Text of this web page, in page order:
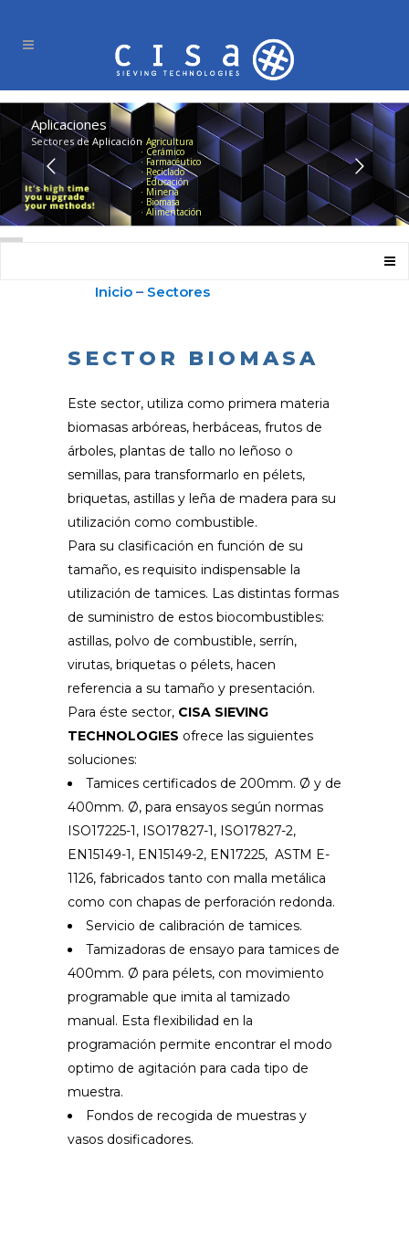
Aplicaciones
Sectores de Aplicación· Agricultura
· Cerámico
· Farmacéutico
· Reciclado
· Educación
· Mineria
· Biomasa
· Alimentación
Inicio – Sectores
SECTOR BIOMASA
Este sector, utiliza como primera materia
biomasas arbóreas, herbáceas, frutos de
árboles, plantas de tallo no leñoso o
semillas, para transformarlo en pélets,
briquetas, astillas y leña de madera para su
utilización como combustible.
Para su clasificación en función de su
tamaño, es requisito indispensable la
utilización de tamices. Las distintas formas
de suministro de estos biocombustibles:
astillas, polvo de combustible, serrín,
virutas, briquetas o pélets, hacen
referencia a su tamaño y presentación.
Para éste sector, CISA SIEVING
TECHNOLOGIES ofrece las siguientes
soluciones:
Tamices certificados de 200mm. Ø y de
400mm. Ø, para ensayos según normas
ISO17225-1, ISO17827-1, ISO17827-2,
EN15149-1, EN15149-2, EN17225, ASTM E-
1126, fabricados tanto con malla metálica
como con chapas de perforación redonda.
Servicio de calibración de tamices.
Tamizadoras de ensayo para tamices de
400mm. Ø para pélets, con movimiento
programable que imita al tamizado
manual. Esta flexibilidad en la
programación permite encontrar el modo
optimo de agitación para cada tipo de
muestra.
Fondos de recogida de muestras y
vasos dosificadores.